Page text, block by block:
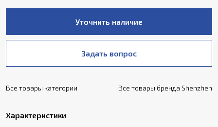
Уточнить наличие
Задать вопрос
Все товары категории Все товары бренда Shenzhen
Характеристики